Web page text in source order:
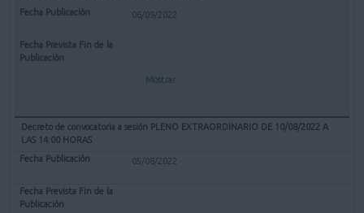
06/09/2022
Mostrar
Decreto de convocatoria a sesión PLENO EXTRAORDINARIO DE 10/08/2022 A
LAS 14:00 HORAS
05/08/2022